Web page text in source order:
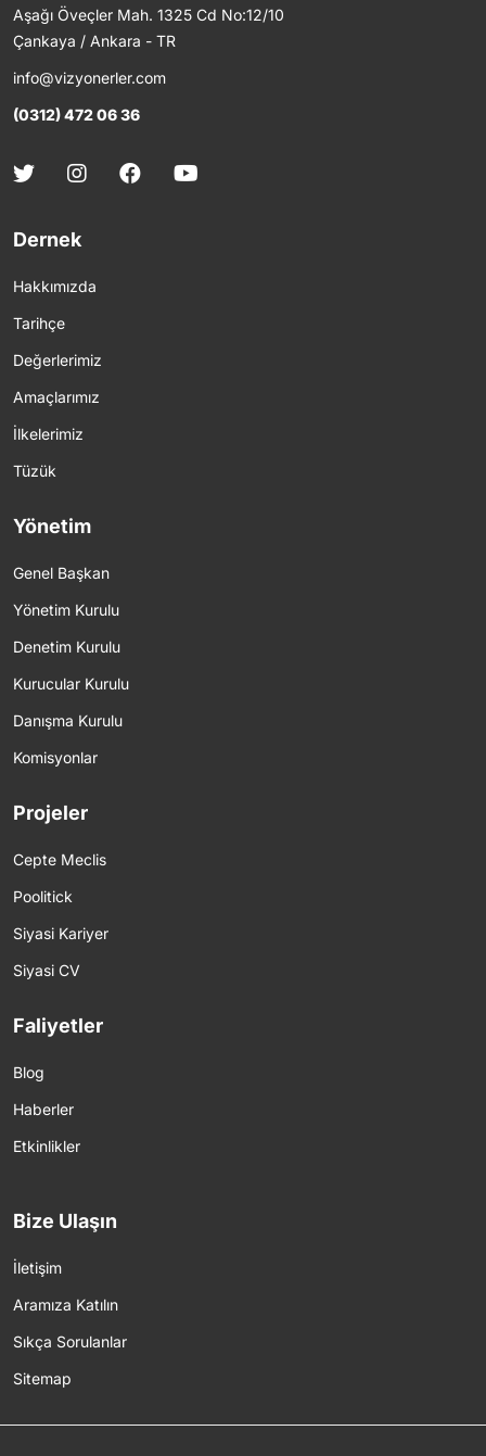
Aşağı Öveçler Mah. 1325 Cd No:12/10
Çankaya / Ankara - TR
info@vizyonerler.com
(0312) 472 06 36
Dernek
Hakkımızda
Tarihçe
Değerlerimiz
Amaçlarımız
İlkelerimiz
Tüzük
Yönetim
Genel Başkan
Yönetim Kurulu
Denetim Kurulu
Kurucular Kurulu
Danışma Kurulu
Komisyonlar
Projeler
Cepte Meclis
Poolitick
Siyasi Kariyer
Siyasi CV
Faliyetler
Blog
Haberler
Etkinlikler
Bize Ulaşın
İletişim
Aramıza Katılın
Sıkça Sorulanlar
Sitemap